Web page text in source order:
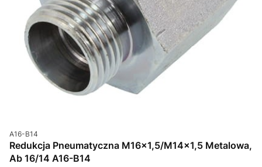
Kod produktu
A16-B14
Redukcja Pneumatyczna M16x1,5/M14x1,5 Metalowa,
Ab 16/14 A16-B14